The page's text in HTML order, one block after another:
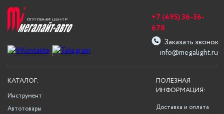
info@megalight.ru
+7 (495) 36-36-
678
Заказать звонок
ПОЛЕЗНАЯ
ИНФОРМАЦИЯ:
Доставка и оплата
КАТАЛОГ:
Инструмент
Автотовары